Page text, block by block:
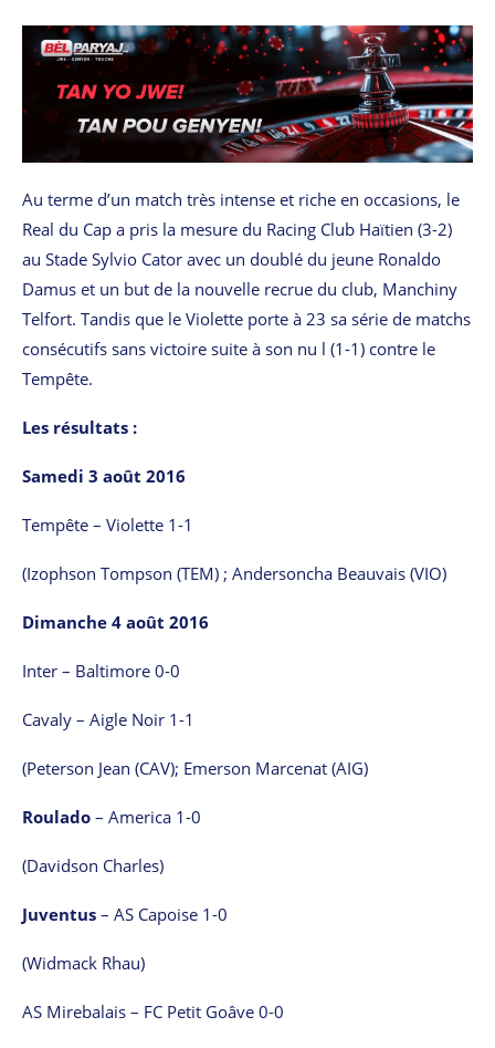
Au terme d’un match très intense et riche en occasions, le
Real du Cap a pris la mesure du Racing Club Haïtien (3-2)
au Stade Sylvio Cator avec un doublé du jeune Ronaldo
Damus et un but de la nouvelle recrue du club, Manchiny
Telfort. Tandis que le Violette porte à 23 sa série de matchs
consécutifs sans victoire suite à son nu l (1-1) contre le
Tempête.
Les résultats :
Samedi 3 août 2016
Tempête – Violette 1-1
(Izophson Tompson (TEM) ; Andersoncha Beauvais (VIO)
Dimanche 4 août 2016
Inter – Baltimore 0-0
Cavaly – Aigle Noir 1-1
(Peterson Jean (CAV); Emerson Marcenat (AIG)
Roulado – America 1-0
(Davidson Charles)
Juventus – AS Capoise 1-0
(Widmack Rhau)
AS Mirebalais – FC Petit Goâve 0-0